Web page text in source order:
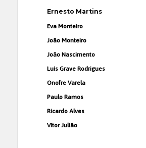
Ernesto Martins
Eva Monteiro
João Monteiro
João Nascimento
Luís Grave Rodrigues
Onofre Varela
Paulo Ramos
Ricardo Alves
Vítor Julião